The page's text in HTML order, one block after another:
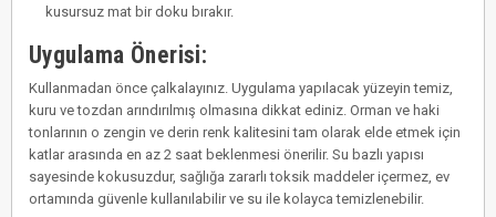
kusursuz mat bir doku bırakır.
Uygulama Önerisi:
Kullanmadan önce çalkalayınız. Uygulama yapılacak yüzeyin temiz,
kuru ve tozdan arındırılmış olmasına dikkat ediniz. Orman ve haki
tonlarının o zengin ve derin renk kalitesini tam olarak elde etmek için
katlar arasında en az 2 saat beklenmesi önerilir. Su bazlı yapısı
sayesinde kokusuzdur, sağlığa zararlı toksik maddeler içermez, ev
ortamında güvenle kullanılabilir ve su ile kolayca temizlenebilir.